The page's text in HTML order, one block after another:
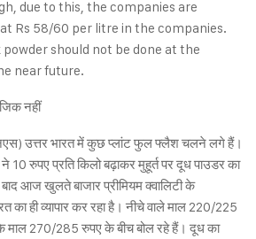
due to this, the companies are
Rs 58/60 per litre in the companies.
should not be done at the
near future.
नहीं
उत्तर भारत में कुछ प्लांट फुल फ्लैश चलने लगे हैं।
ने 10 रुपए प्रति किलो बढ़ाकर मुहूर्त पर दूध पाउडर का
आज खुलते बाजार प्रीमियम क्वालिटी के
ही व्यापार कर रहा है। नीचे वाले माल 220/225
माल 270/285 रुपए के बीच बोल रहे हैं। दूध का